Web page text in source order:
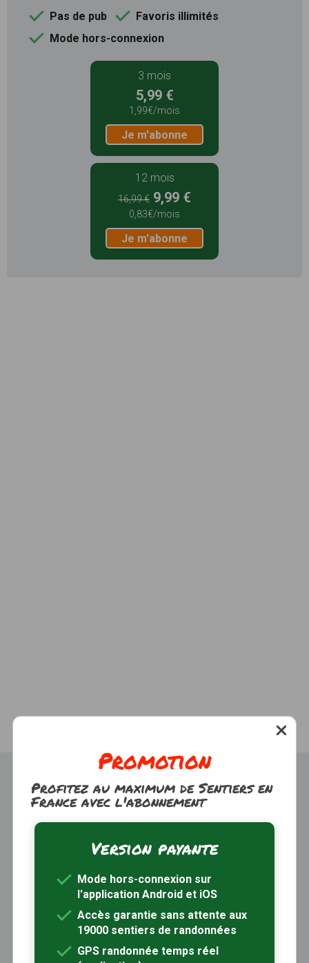
Pas de pub
Favoris illimités
Mode hors-connexion
3 mois
5,99 €
1,99€/mois
Je m'abonne
12 mois
16,99 € 9,99 €
0,83€/mois
Je m'abonne
Trouver une randonnée À propos
Inscription / Connexion
Abonnement Rando+ Calendrier randos
Sites partenaires Contactez-nous
Promotion
Profitez au maximum de Sentiers en
France avec l'abonnement
Version payante
Mode hors-connexion sur
l'application Android et iOS
Accès garantie sans attente aux
19000 sentiers de randonnées
GPS randonnée temps réel